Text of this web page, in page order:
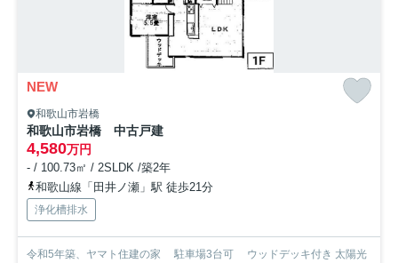
NEW
和歌山市岩橋
和歌山市岩橋 中古戸建
4,580万円
- / 100.73㎡ / 2SLDK /築2年
和歌山線「田井ノ瀬」駅 徒歩21分
浄化槽排水
令和5年築、ヤマト住建の家 駐車場3台可 ウッドデッキ付き 太陽光